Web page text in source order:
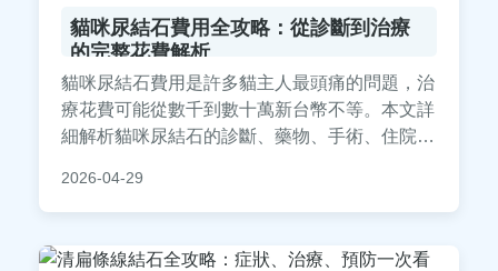
貓咪尿結石費用全攻略：從診斷到治療
的完整花費解析
貓咪尿結石費用是許多貓主人最頭痛的問題，治
療花費可能從數千到數十萬新台幣不等。本文詳
細解析貓咪尿結石的診斷、藥物、手術、住院等
含真實案例分享和常見QA，幫助您全面了解貓
咪尿結石費用，做好財務規劃，減輕負擔。
2026-04-29